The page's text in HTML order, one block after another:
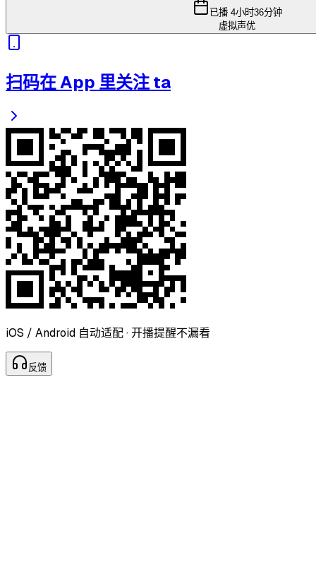
已播 4小时36分钟
虚拟声优
扫码在 App 里关注 ta
iOS / Android 自动适配 · 开播提醒不漏看
反馈